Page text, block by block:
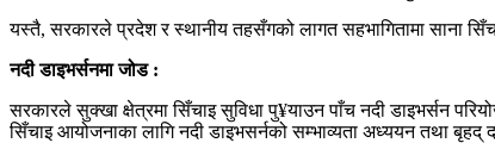
यस्तै, सरकारले प्रदेश र स्थानीय तहसँगको लागत सहभागितामा साना
नदी डाइभर्सनमा जोड :
सरकारले सुक्खा क्षेत्रमा सिँचाइ सुविधा पु¥याउन पाँच नदी डाइभर्सन
सिँचाइ आयोजनाका लागि नदी डाइभसर्नको सम्भाव्यता अध्ययन तथा